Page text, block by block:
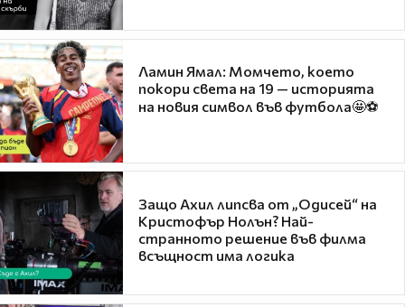
Ламин Ямал: Момчето, което
покори света на 19 — историята
на новия символ във футбола🤩⚽
Защо Ахил липсва от „Одисей“ на
Кристофър Нолън? Най-
странното решение във филма
всъщност има логика